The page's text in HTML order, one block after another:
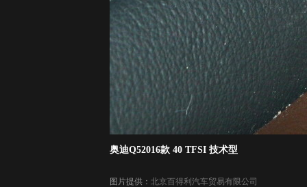
奥迪Q52016款 40 TFSI 技术型
图片提供： 北京百得利汽车贸易有限公司